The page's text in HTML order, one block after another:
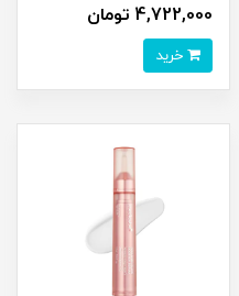
4,722,000 تومان